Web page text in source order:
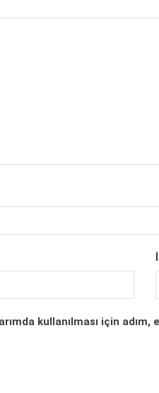
kullanılması için